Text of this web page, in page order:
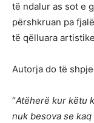
të ndalur as sot e
përshkruan pa
të qëlluara
Autorja do të
“Atëherë kur këtu
nuk besova se